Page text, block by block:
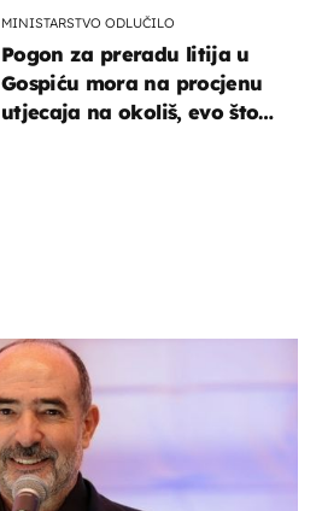
MINISTARSTVO ODLUČILO
Pogon za preradu litija u
Gospiću mora na procjenu
utjecaja na okoliš, evo što